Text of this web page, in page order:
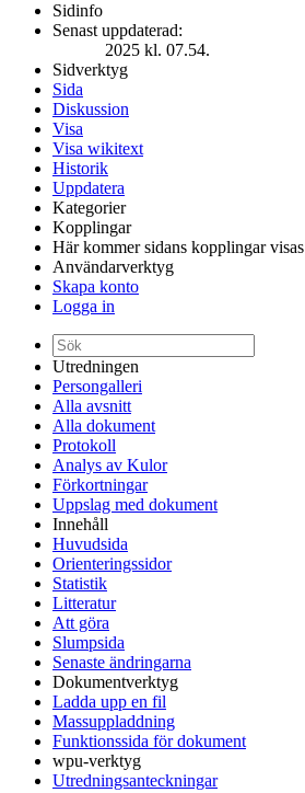
Sidinfo
Senast uppdaterad:
2025 kl. 07.54.
Sidverktyg
Sida
Diskussion
Visa
Visa wikitext
Historik
Uppdatera
Kategorier
Kopplingar
Här kommer sidans kopplingar visas
Användarverktyg
Skapa konto
Logga in
Utredningen
Persongalleri
Alla avsnitt
Alla dokument
Protokoll
Analys av Kulor
Förkortningar
Uppslag med dokument
Innehåll
Huvudsida
Orienteringssidor
Statistik
Litteratur
Att göra
Slumpsida
Senaste ändringarna
Dokumentverktyg
Ladda upp en fil
Massuppladdning
Funktionssida för dokument
wpu-verktyg
Utredningsanteckningar